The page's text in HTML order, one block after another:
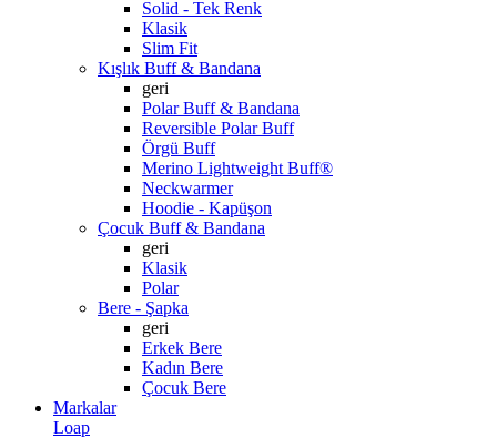
Solid - Tek Renk
Klasik
Slim Fit
Kışlık Buff & Bandana
geri
Polar Buff & Bandana
Reversible Polar Buff
Örgü Buff
Merino Lightweight Buff®
Neckwarmer
Hoodie - Kapüşon
Çocuk Buff & Bandana
geri
Klasik
Polar
Bere - Şapka
geri
Erkek Bere
Kadın Bere
Çocuk Bere
Markalar
Loap